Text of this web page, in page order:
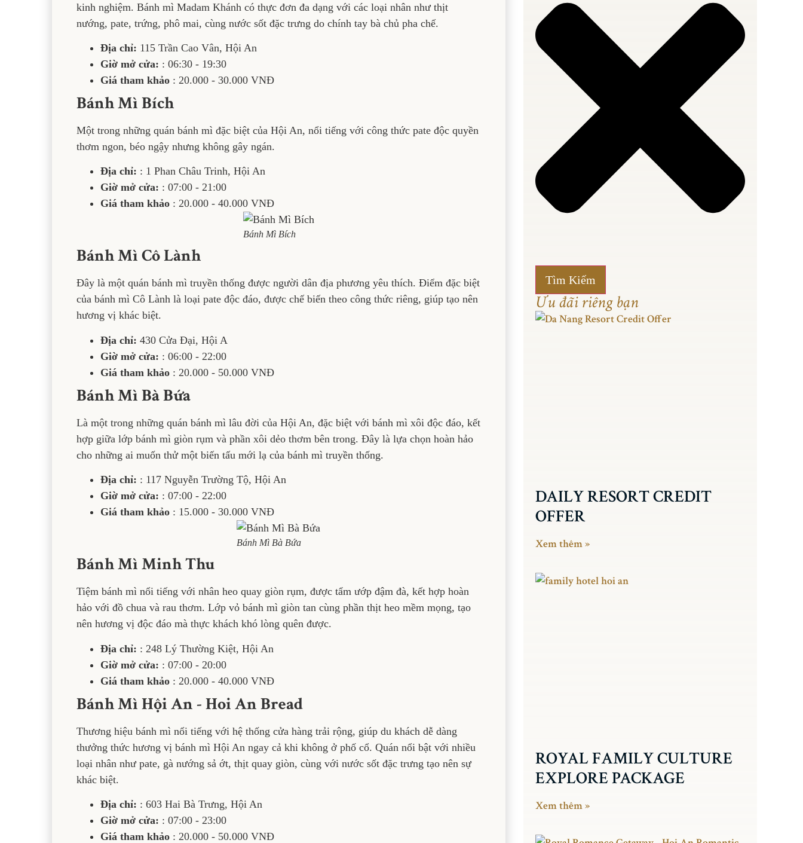
kinh nghiệm. Bánh mì Madam Khánh có thực đơn đa dạng với các loại nhân như thịt
nướng, pate, trứng, phô mai, cùng nước sốt đặc trưng do chính tay bà chủ pha chế.
Địa chỉ: 115 Trần Cao Vân, Hội An
Giờ mở cửa: : 06:30 - 19:30
Giá tham khảo: 20.000 - 30.000 VNĐ
Bánh Mì Bích
Một trong những quán bánh mì đặc biệt của Hội An, nổi tiếng với công thức pate độc quyền
thơm ngon, béo ngậy nhưng không gây ngán.
Địa chỉ: : 1 Phan Châu Trinh, Hội An
Giờ mở cửa: : 07:00 - 21:00
Giá tham khảo: 20.000 - 40.000 VNĐ
Bánh Mì Bích
Bánh Mì Cô Lành
Đây là một quán bánh mì truyền thống được người dân địa phương yêu thích. Điểm đặc biệt
của bánh mì Cô Lành là loại pate độc đáo, được chế biến theo công thức riêng, giúp tạo nên
hương vị khác biệt.
Địa chỉ: 430 Cửa Đại, Hội A
Giờ mở cửa: : 06:00 - 22:00
Giá tham khảo: 20.000 - 50.000 VNĐ
Bánh Mì Bà Bứa
Là một trong những quán bánh mì lâu đời của Hội An, đặc biệt với bánh mì xôi độc đáo, kết
hợp giữa lớp bánh mì giòn rụm và phần xôi dẻo thơm bên trong. Đây là lựa chọn hoàn hảo
cho những ai muốn thử một biến tấu mới lạ của bánh mì truyền thống.
Địa chỉ: : 117 Nguyễn Trường Tộ, Hội An
Giờ mở cửa: : 07:00 - 22:00
Giá tham khảo: 15.000 - 30.000 VNĐ
Bánh Mì Bà Bứa
Bánh Mì Minh Thu
Tiệm bánh mì nổi tiếng với nhân heo quay giòn rụm, được tẩm ướp đậm đà, kết hợp hoàn
hảo với đồ chua và rau thơm. Lớp vỏ bánh mì giòn tan cùng phần thịt heo mềm mọng, tạo
nên hương vị độc đáo mà thực khách khó lòng quên được.
Địa chỉ: : 248 Lý Thường Kiệt, Hội An
Giờ mở cửa: : 07:00 - 20:00
Giá tham khảo: 20.000 - 40.000 VNĐ
Bánh Mì Hội An - Hoi An Bread
Thương hiệu bánh mì nổi tiếng với hệ thống cửa hàng trải rộng, giúp du khách dễ dàng
thưởng thức hương vị bánh mì Hội An ngay cả khi không ở phố cổ. Quán nổi bật với nhiều
loại nhân như pate, gà nướng sả ớt, thịt quay giòn, cùng với nước sốt đặc trưng tạo nên sự
khác biệt.
Địa chỉ: : 603 Hai Bà Trưng, Hội An
Giờ mở cửa: : 07:00 - 23:00
Giá tham khảo: 20.000 - 50.000 VNĐ
Tìm Kiếm
Ưu đãi riêng bạn
DAILY RESORT CREDIT
OFFER
Xem thêm »
ROYAL FAMILY CULTURE
EXPLORE PACKAGE
Xem thêm »